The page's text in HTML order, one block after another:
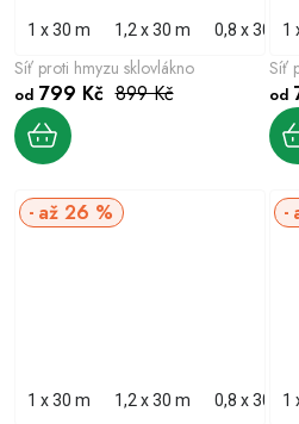
Síť proti hmyzu sklovlákno
1 x 30 m 1,2 x 30 m 0,8 x 30 m
od799 Kč 899 Kč
Síť
1
od
až 26 %
1 x 30 m 1,2 x 30 m 0,8 x 30 m1